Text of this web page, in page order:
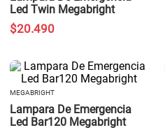
Led Twin Megabright
$20.490
MEGABRIGHT
Lampara De Emergencia
Led Bar120 Megabright